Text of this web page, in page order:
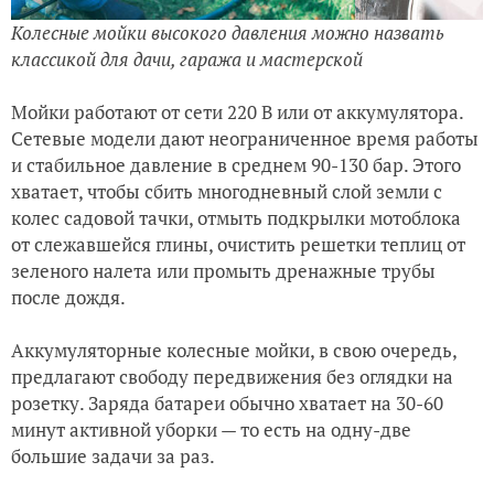
Колесные мойки высокого давления можно назвать
классикой для дачи, гаража и мастерской
Мойки работают от сети 220 В или от аккумулятора.
Сетевые модели дают неограниченное время работы
и стабильное давление в среднем 90-130 бар. Этого
хватает, чтобы сбить многодневный слой земли с
колес садовой тачки, отмыть подкрылки мотоблока
от слежавшейся глины, очистить решетки теплиц от
зеленого налета или промыть дренажные трубы
после дождя.
Аккумуляторные колесные мойки, в свою очередь,
предлагают свободу передвижения без оглядки на
розетку. Заряда батареи обычно хватает на 30-60
минут активной уборки — то есть на одну-две
большие задачи за раз.